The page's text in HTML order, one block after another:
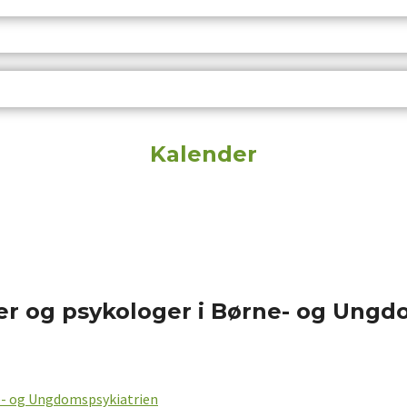
Kalender
og psykologer i Børne- og
og Ungdomspsykiatrien